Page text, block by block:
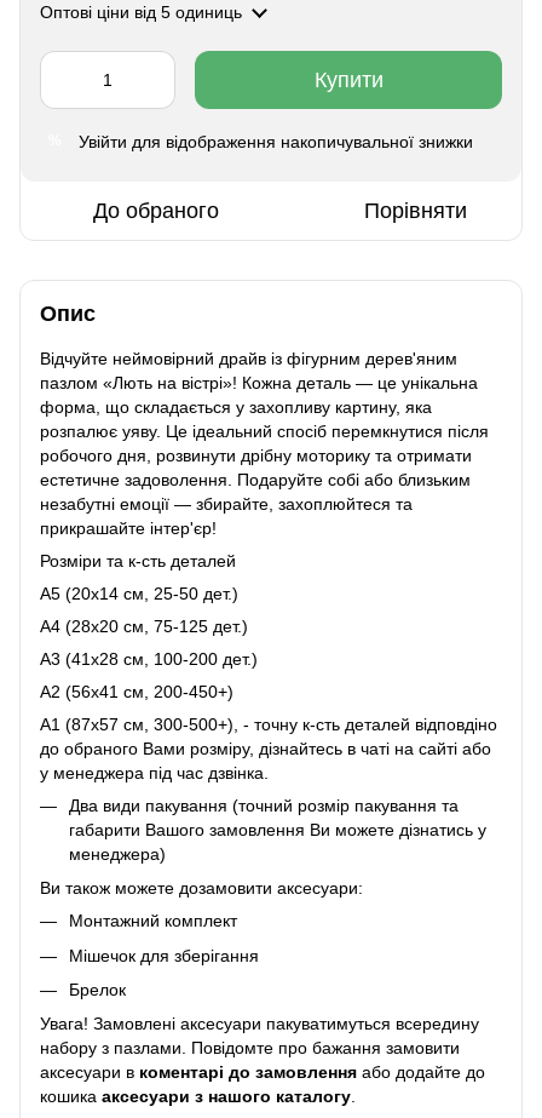
Оптові ціни від 5 одиниць
Купити
Увійти для відображення накопичувальної знижки
До обраного Порівняти
Опис
Відчуйте неймовірний драйв із фігурним дерев'яним
пазлом «Лють на вістрі»! Кожна деталь — це унікальна
форма, що складається у захопливу картину, яка
розпалює уяву. Це ідеальний спосіб перемкнутися після
робочого дня, розвинути дрібну моторику та отримати
естетичне задоволення. Подаруйте собі або близьким
незабутні емоції — збирайте, захоплюйтеся та
прикрашайте інтер'єр!
Розміри та к-сть деталей
A5 (20х14 см, 25-50 дет.)
A4 (28x20 см, 75-125 дет.)
A3 (41х28 см, 100-200 дет.)
A2 (56х41 см, 200-450+)
A1 (87х57 см, 300-500+), - точну к-сть деталей відповдіно
до обраного Вами розміру, дізнайтесь в чаті на сайті або
у менеджера під час дзвінка.
Два види пакування (точний розмір пакування та
габарити Вашого замовлення Ви можете дізнатись у
менеджера)
Ви також можете дозамовити аксесуари:
Монтажний комплект
Мішечок для зберігання
Брелок
Увага! Замовлені аксесуари пакуватимуться всередину
набору з пазлами. Повідомте про бажання замовити
аксесуари в коментарі до замовлення або додайте до
кошика аксесуари з нашого каталогу.